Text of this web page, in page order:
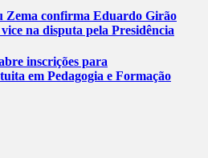
Zema confirma Eduardo Girão
na disputa pela Presidência
inscrições para
em Pedagogia e Formação